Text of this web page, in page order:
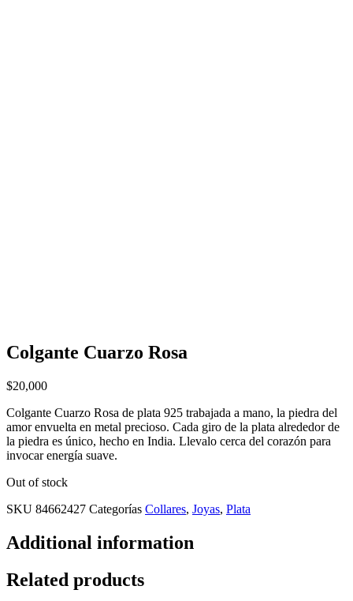
Colgante Cuarzo Rosa
$20,000
Colgante Cuarzo Rosa de plata 925 trabajada a mano, la piedra del
amor envuelta en metal precioso. Cada giro de la plata alrededor de
la piedra es único, hecho en India. Llevalo cerca del corazón para
invocar energía suave.
Out of stock
SKU 84662427 Categorías Collares, Joyas, Plata
Additional information
Related products